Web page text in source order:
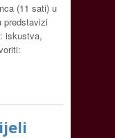
(11 sati) u
predstavizi
iskustva,